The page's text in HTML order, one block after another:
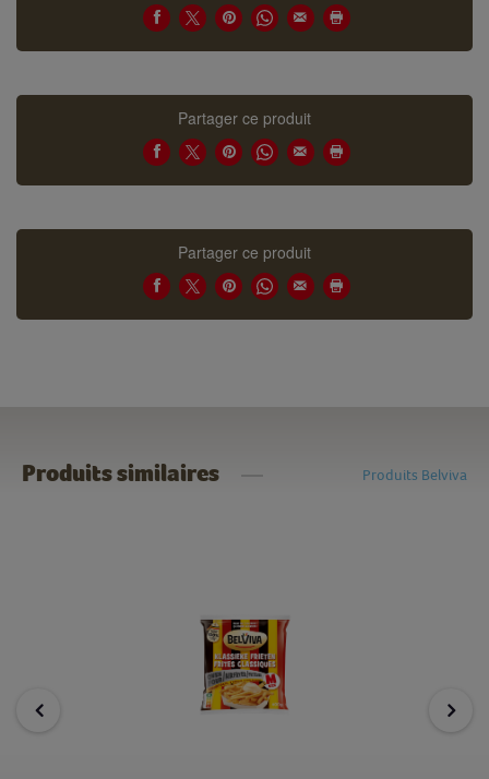
Partager ce produit
Partager ce produit
Produits similaires Produits Belviva